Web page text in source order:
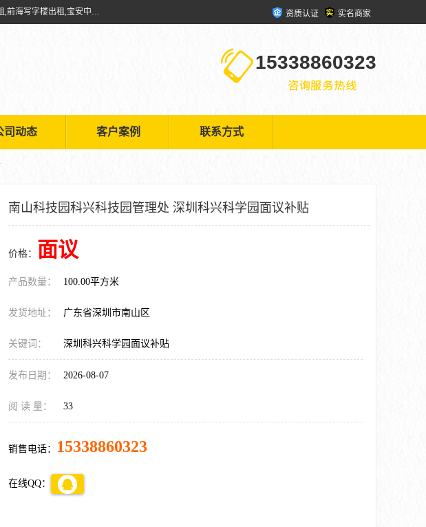
深圳鑫企通投资发展有限公司提供福田写字楼出租,福田中心区写字楼出租,后海写字楼出租,科技园写字楼出租,南山写字楼出租,前海写字楼出租,宝安中心写字楼出租,车公庙写字楼出租,深圳写字楼出租，欢迎有需要的朋友前来咨询。 资质认证 实名商家
15338860323
司动态 客户案例 联系方式
南山科技园科兴科技园管理处 深圳科兴科学园面议补贴
价格： 面议
产品数量： 100.00平方米
发货地址： 广东省深圳市南山区
关键词： 深圳科兴科学园面议补贴
发布日期： 2026-08-07
阅 读 量： 33
销售电话： 15338860323
在线QQ：